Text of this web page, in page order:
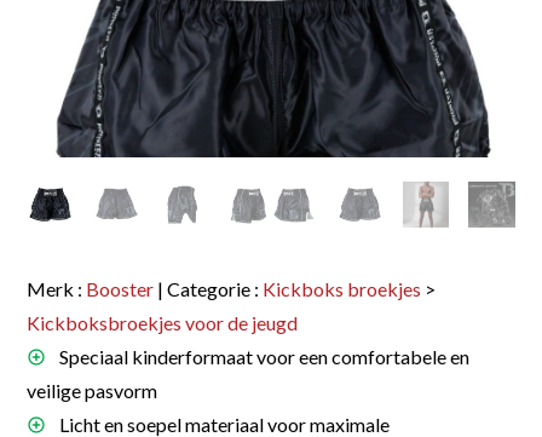
Merk : Booster | Categorie : Kickboks broekjes >
Kickboksbroekjes voor de jeugd
Speciaal kinderformaat voor een comfortabele en
veilige pasvorm
Licht en soepel materiaal voor maximale